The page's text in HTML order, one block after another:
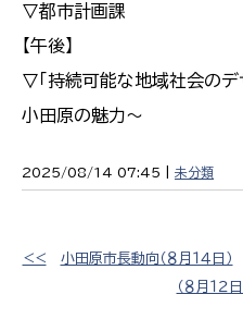
▽都市計画課
【午後】
▽「持続可能な地域社会のデ
小田原の魅力～
2025/08/14 07:45 | 未分類
<< 小田原市長動向（８月１４日）
（８月１２日